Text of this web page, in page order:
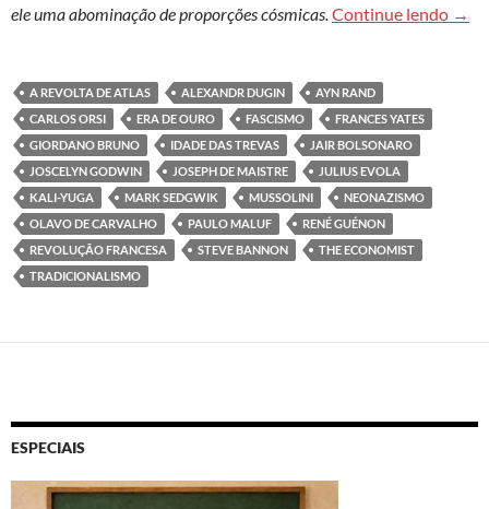
ele uma abominação de proporções cósmicas.Continue lendo O
→
A REVOLTA DE ATLAS ALEXANDR DUGIN
AYN RAND
CARLOS ORSI
ERA DE OURO FASCISMO
FRANCES YATES
GIORDANO BRUNO
IDADE DAS TREVAS
JAIR BOLSONARO
JOSCELYN GODWIN
JOSEPH DE MAISTRE
JULIUS EVOLA
KALI-YUGA
MARK SEDGWIK MUSSOLINI
NEONAZISMO
OLAVO DE CARVALHO
PAULO MALUF
RENÉ GUÉNON
REVOLUÇÃO FRANCESA
STEVE BANNON
THE ECONOMIST
TRADICIONALISMO
ESPECIAIS